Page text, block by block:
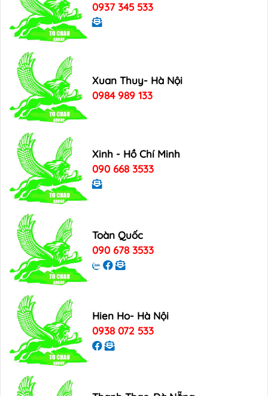
0937 345 533
Xuan Thuy- Hà Nội
0984 989 133
Xinh - Hồ Chí Minh
090 668 3533
Toàn Quốc
090 678 3533
Hien Ho- Hà Nội
0938 072 533